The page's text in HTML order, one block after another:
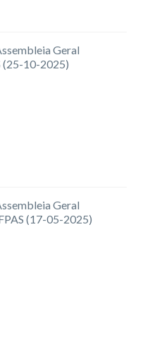
Geral
(25-10-2025)
Geral
(17-05-2025)